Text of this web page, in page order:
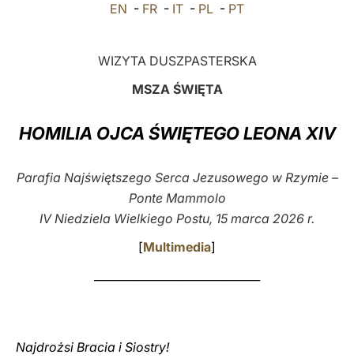
POLSKI
EN - FR - IT - PL - PT
WIZYTA DUSZPASTERSKA
MSZA ŚWIĘTA
HOMILIA OJCA ŚWIĘTEGO LEONA XIV
Parafia Najświętszego Serca Jezusowego w Rzymie –
Ponte Mammolo
IV Niedziela Wielkiego Postu, 15 marca 2026 r.
[Multimedia]
Najdrożsi Bracia i Siostry!